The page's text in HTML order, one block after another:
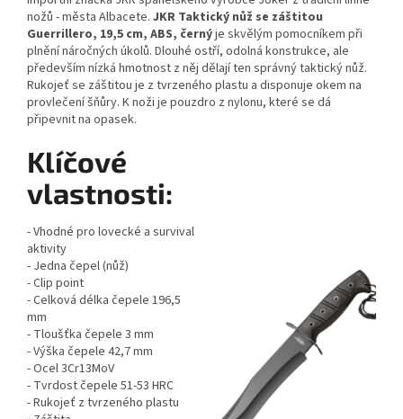
nožů - města Albacete. JKR Taktický nůž se záštitou
Guerrillero, 19,5 cm, ABS, černýje skvělým pomocníkem při
plnění náročných úkolů. Dlouhé ostří, odolná konstrukce, ale
především nízká hmotnost z něj dělají ten správný taktický nůž.
Rukojeť se záštitou je z tvrzeného plastu a disponuje okem na
provlečení šňůry. K noži je pouzdro z nylonu, které se dá
připevnit na opasek.
Klíčové
vlastnosti:
- Vhodné pro lovecké a survival
aktivity
- Jedna čepel (nůž)
- Clip point
- Celková délka čepele 196,5
mm
- Tloušťka čepele 3 mm
- Výška čepele 42,7 mm
- Ocel 3Cr13MoV
- Tvrdost čepele 51-53 HRC
- Rukojeť z tvrzeného plastu